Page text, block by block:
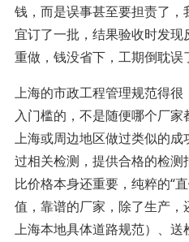
钱，而是误事甚至要担责了
宜订了一批，结果验收时发
重做，钱没省下，工期倒耽误
上海的市政工程管理规范得
入门槛的，不是随便哪个厂
上海或周边地区做过类似的
过相关检测，提供合格的检测
比价格本身还重要，纯粹的“
值，靠谱的厂家，除了生产
上海本地具体道路规范）、